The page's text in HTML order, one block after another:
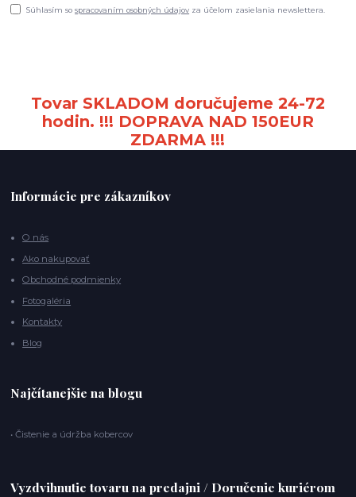
Súhlasím sospracovaním osobných údajov za účelom zasielania newslettera.
Tovar SKLADOM doručujeme 24-72
hodin. !!! DOPRAVA NAD 150EUR
ZDARMA !!!
Informácie pre zákazníkov
O nás
Ako nakupovať
Obchodné podmienky
Fotogaléria
Kontakty
Blog
Najčítanejšie na blogu
• Čistenie a údržba kobercov
Vyzdvihnutie tovaru na predajni / Doručenie kuriérom